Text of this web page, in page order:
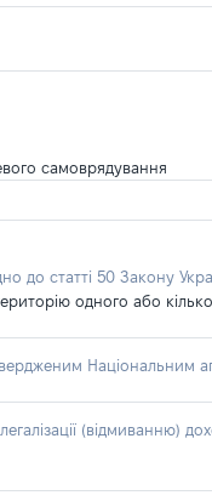
самоврядування
до статті 50 Закону
одного або
Національним